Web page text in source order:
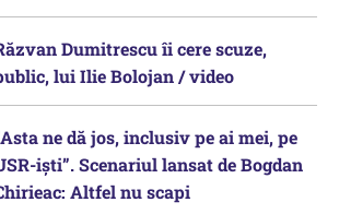
Dumitrescu îi cere scuze,
lui Ilie Bolojan / video
ne dă jos, inclusiv pe ai mei, pe
iști”. Scenariul lansat de Bogdan
Altfel nu scapi